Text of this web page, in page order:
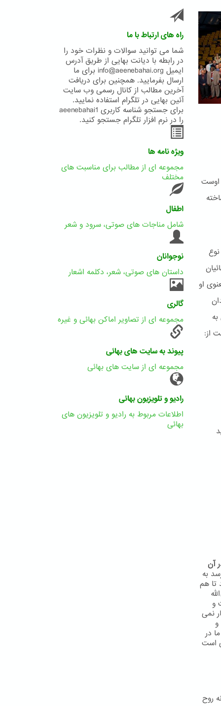
اوست
او
از:
آن
به
تا هم
و
نمی
در
است
روح
راه های ارتباط با ما
شما می توانید سوالات و نظرات خود را
در رابطه با دیانت بهایی از طریق آدرس
ایمیل info@aeenebahai.org برای ما
ارسال بفرمایید. همچنین برای دریافت
آخرین مطالب از کانال رسمی وب سایت
آئین بهایی در تلگرام استفاده نمایید.
برای جستجو شناسه کاربری aeenebahai1
را در نرم افزار تلگرام جستجو کنید.
ویژه نامه ها
مجموعه ای از مطالب برای مناسبت های
مختلف
اطفال
شامل مناجات های صوتی، سرود و شعر
نوجوانان
داستان های صوتی، شعر، دکلمه اشعار
گالری
مجموعه ای از تصاویر اماکن بهائی و غیره
پیوند به سایت های بهائی
مجموعه ای از سایت های بهائی
رادیو و تلویزیون بهائی
اطلاعات مربوط به رادیو و تلویزیون های
بهائی